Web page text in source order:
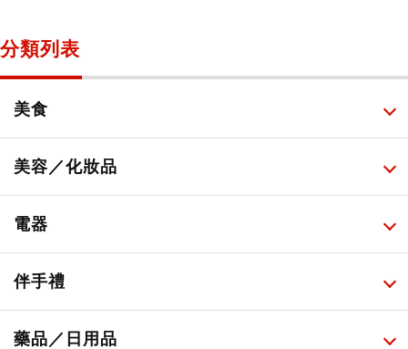
分類列表
美食
所有
甜點・菓子
人氣店鋪美食
美容／化妝品
所有
便利商店化妝品
藥妝店化妝品
電器
所有
健康/美容儀器
伴手禮
所有
藥品／日用品